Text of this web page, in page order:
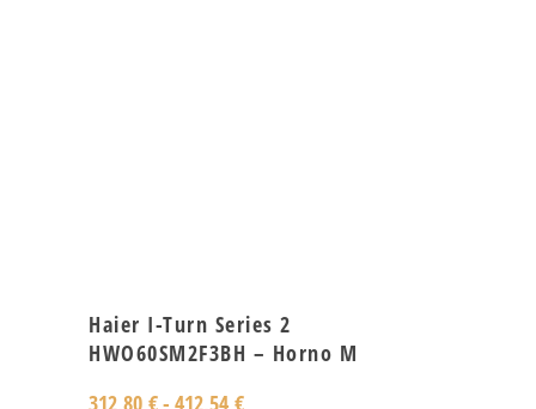
Haier I-Turn Series 2
HWO60SM2F3BH – Horno M
312,80 €- 412,54 €